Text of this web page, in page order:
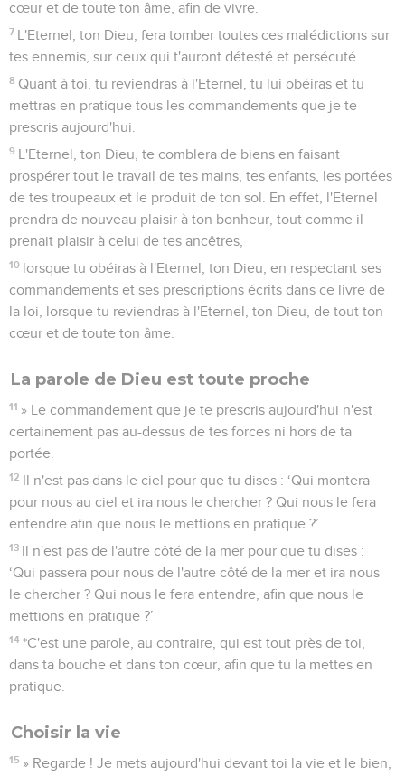
cœur et de toute ton âme, afin de vivre.
7 L'Eternel, ton Dieu, fera tomber toutes ces malédictions sur
tes ennemis, sur ceux qui t'auront détesté et persécuté.
8 Quant à toi, tu reviendras à l'Eternel, tu lui obéiras et tu
mettras en pratique tous les commandements que je te
prescris aujourd'hui.
9 L'Eternel, ton Dieu, te comblera de biens en faisant
prospérer tout le travail de tes mains, tes enfants, les portées
de tes troupeaux et le produit de ton sol. En effet, l'Eternel
prendra de nouveau plaisir à ton bonheur, tout comme il
prenait plaisir à celui de tes ancêtres,
10 lorsque tu obéiras à l'Eternel, ton Dieu, en respectant ses
commandements et ses prescriptions écrits dans ce livre de
la loi, lorsque tu reviendras à l'Eternel, ton Dieu, de tout ton
cœur et de toute ton âme.
La parole de Dieu est toute proche
11 » Le commandement que je te prescris aujourd'hui n'est
certainement pas au-dessus de tes forces ni hors de ta
portée.
12 Il n'est pas dans le ciel pour que tu dises : ‘Qui montera
pour nous au ciel et ira nous le chercher ? Qui nous le fera
entendre afin que nous le mettions en pratique ?’
13 Il n'est pas de l'autre côté de la mer pour que tu dises :
‘Qui passera pour nous de l'autre côté de la mer et ira nous
le chercher ? Qui nous le fera entendre, afin que nous le
mettions en pratique ?’
14 *C'est une parole, au contraire, qui est tout près de toi,
dans ta bouche et dans ton cœur, afin que tu la mettes en
pratique.
Choisir la vie
15 » Regarde ! Je mets aujourd'hui devant toi la vie et le bien,